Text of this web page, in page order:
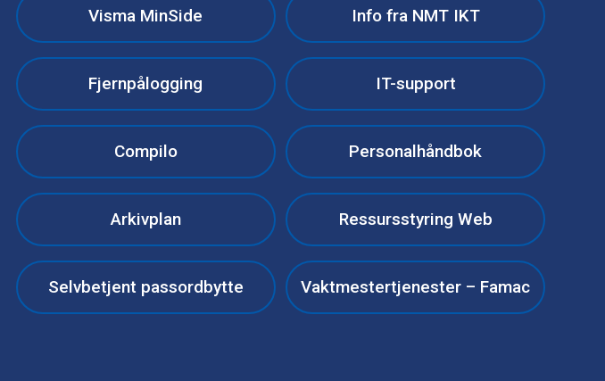
Visma MinSide Info fra NMT IKT
Fjernpålogging IT-support
Compilo Personalhåndbok
Arkivplan Ressursstyring Web
Selvbetjent passordbytte Vaktmestertjenester – Famac